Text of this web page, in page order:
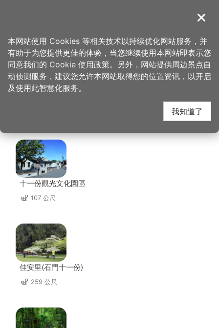
導覽
首页 > 想去的地方 > 美食、购物 > 福隆活鱼土鸡餐厅
福隆活鱼土鸡餐厅 周边
景点
十一份觀光文化園區
107 公尺
佳安里(石門十一份)
259 公尺
关闭
本网站使用 Cookies 等相关技术以持续优化网站服务，并
有助于为您提供更佳的体验，当您继续使用本网站即表示您
同意我们的 Cookie 使用政策。另外，网站提供周边景点自
动侦测服务，建议您允许本网站取得您的位置资讯，以开启
及使用此智慧化服务。
我知道了